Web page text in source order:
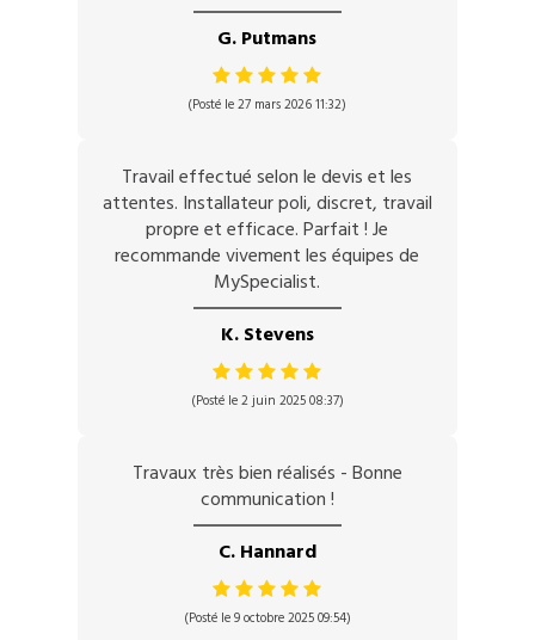
G. Putmans
(Posté le 27 mars 2026 11:32)
Travail effectué selon le devis et les
attentes. Installateur poli, discret, travail
propre et efficace. Parfait ! Je
recommande vivement les équipes de
MySpecialist.
K. Stevens
(Posté le 2 juin 2025 08:37)
Travaux très bien réalisés - Bonne
communication !
C. Hannard
(Posté le 9 octobre 2025 09:54)